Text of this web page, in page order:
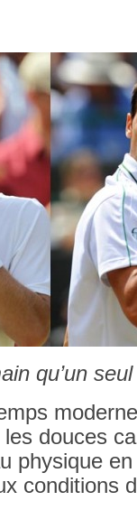
qu’un
douces
physique
con­di­tions